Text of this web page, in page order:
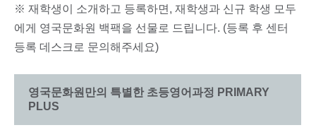
※ 재학생이 소개하고 등록하면, 재학생과 신규 학생 모두
에게 영국문화원 백팩을 선물로 드립니다. (등록 후 센터
등록 데스크로 문의해주세요)
영국문화원만의 특별한 초등영어과정 PRIMARY
PLUS